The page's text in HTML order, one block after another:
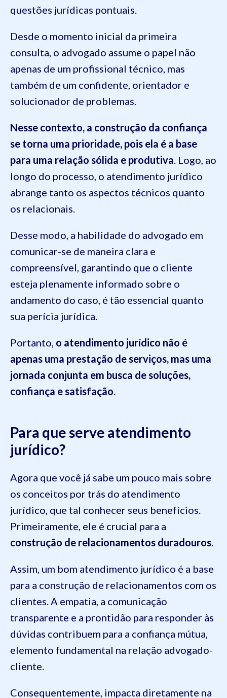
questões jurídicas pontuais.
Desde o momento inicial da primeira
consulta, o advogado assume o papel não
apenas de um profissional técnico, mas
também de um confidente, orientador e
solucionador de problemas.
Nesse contexto, a construção da confiança
se torna uma prioridade, pois ela é a base
para uma relação sólida e produtiva . Logo, ao
longo do processo, o atendimento jurídico
abrange tanto os aspectos técnicos quanto
os relacionais.
Desse modo, a habilidade do advogado em
comunicar-se de maneira clara e
compreensível, garantindo que o cliente
esteja plenamente informado sobre o
andamento do caso, é tão essencial quanto
sua perícia jurídica.
Portanto, o atendimento jurídico não é
apenas uma prestação de serviços, mas uma
jornada conjunta em busca de soluções,
confiança e satisfação.
Para que serve atendimento
jurídico?
Agora que você já sabe um pouco mais sobre
os conceitos por trás do atendimento
jurídico, que tal conhecer seus benefícios.
Primeiramente, ele é crucial para a
construção de relacionamentos duradouros
Assim, um bom atendimento jurídico é a base
para a construção de relacionamentos com os
clientes. A empatia, a comunicação
transparente e a prontidão para responder às
dúvidas contribuem para a confiança mútua,
elemento fundamental na relação advogado-
cliente.
Consequentemente, impacta diretamente na